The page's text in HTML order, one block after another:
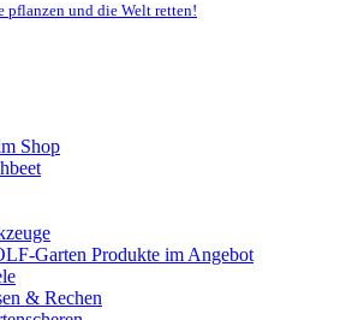
pflanzen und die Welt retten!
Shop
Garten Produkte im Angebot
& Rechen